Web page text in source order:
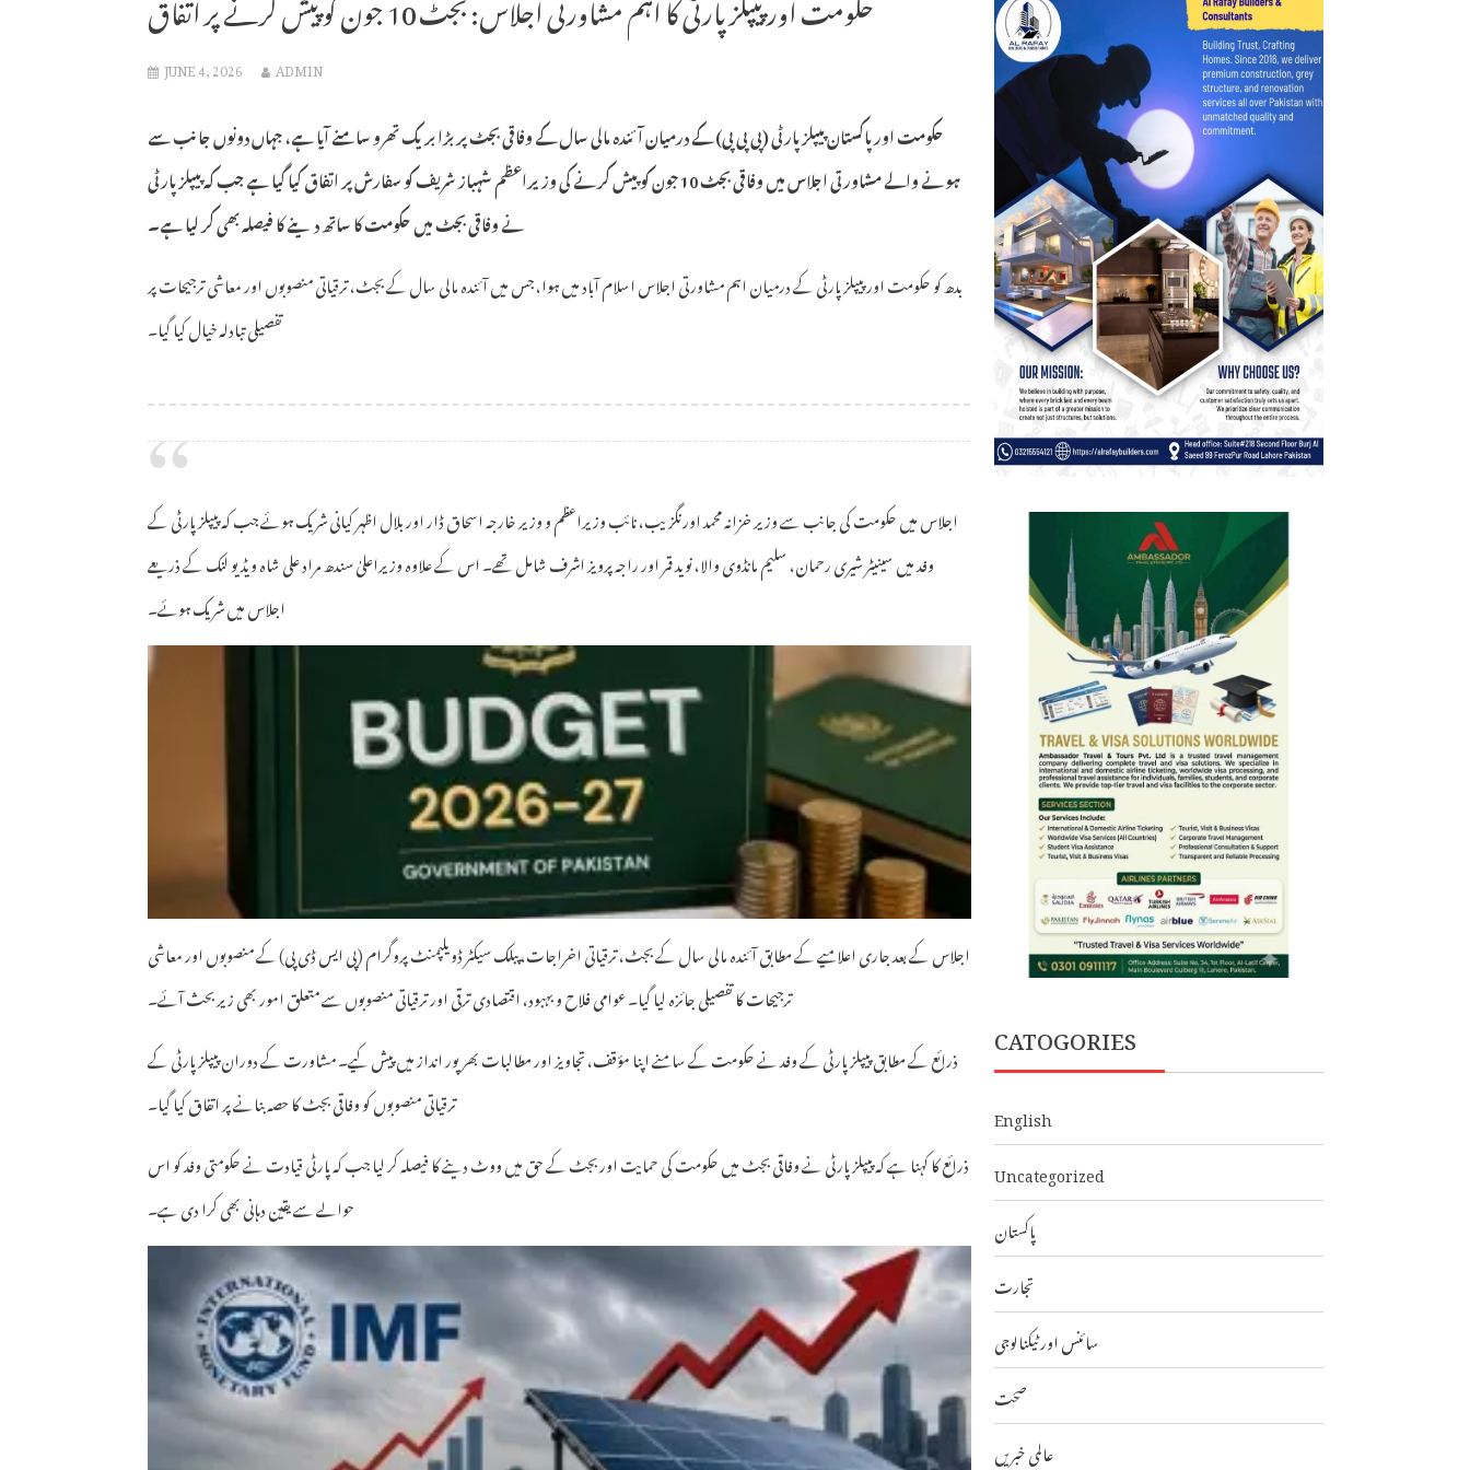
JUNE 4, 2026 ADMIN
حکومت اور پاکستان پیپلز پارٹی (پی پی پی) کے درمیان آئندہ مالی سال کے وفاقی بجٹ پر بڑا بریک تھرو سامنے آیا ہے، جہاں دونوں جانب سے
ہونے والے مشاورتی اجلاس میں وفاقی بجٹ 10 جون کو پیش کرنے کی وزیراعظم شہباز شریف کو سفارش پر اتفاق کیا گیا ہے جب کہ پیپلز پارٹی
نے وفاقی بجٹ میں حکومت کا ساتھ دینے کا فیصلہ بھی کر لیا ہے۔
بدھ کو حکومت اور پیپلز پارٹی کے درمیان اہم مشاورتی اجلاس اسلام آباد میں ہوا، جس میں آئندہ مالی سال کے بجٹ، ترقیاتی منصوبوں اور معاشی ترجیحات پر
تفصیلی تبادلہ خیال کیا گیا۔
اجلاس میں حکومت کی جانب سے وزیر خزانہ محمد اورنگزیب، نائب وزیراعظم و وزیر خارجہ اسحاق ڈار اور بلال اظہر کیانی شریک ہوئے جب کہ پیپلز پارٹی کے
وفد میں سینیٹر شیری رحمان، سلیم مانڈوی والا، نوید قمر اور راجہ پرویز اشرف شامل تھے۔ اس کے علاوہ وزیراعلیٰ سندھ مراد علی شاہ ویڈیو لنک کے ذریعے
اجلاس میں شریک ہوئے۔
اجلاس کے بعد جاری اعلامیے کے مطابق آئندہ مالی سال کے بجٹ، ترقیاتی اخراجات، پبلک سیکٹر ڈویلپمنٹ پروگرام (پی ایس ڈی پی) کے منصوبوں اور معاشی
ترجیحات کا تفصیلی جائزہ لیا گیا۔ عوامی فلاح و بہبود، اقتصادی ترقی اور ترقیاتی منصوبوں سے متعلق امور بھی زیر بحث آئے۔
ذرائع کے مطابق پیپلز پارٹی کے وفد نے حکومت کے سامنے اپنا مؤقف، تجاویز اور مطالبات بھرپور انداز میں پیش کیے۔ مشاورت کے دوران پیپلز پارٹی کے
ترقیاتی منصوبوں کو وفاقی بجٹ کا حصہ بنانے پر اتفاق کیا گیا۔
ذرائع کا کہنا ہے کہ پیپلز پارٹی نے وفاقی بجٹ میں حکومت کی حمایت اور بجٹ کے حق میں ووٹ دینے کا فیصلہ کر لیا جب کہ پارٹی قیادت نے حکومتی وفد کو اس
حوالے سے یقین دہانی بھی کرا دی ہے۔
CATOGORIES
English
Uncategorized
پاکستان
تجارت
سائنس اور ٹیکنالوجی
صحت
عالمی خبریں